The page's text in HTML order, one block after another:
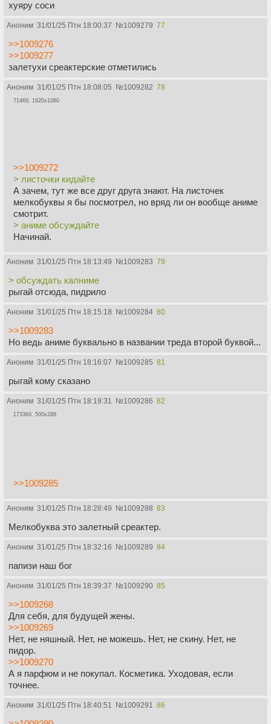
хуяру соси
Аноним 31/01/25 Птн 18:00:37 №1009279 77
>>1009276
>>1009277
залетухи среактерские отметились
Аноним 31/01/25 Птн 18:08:05 №1009282 78
714Кб, 1920x1080
>>1009272
> листочки кидайте
А зачем, тут же все друг друга знают. На листочек
мелкобуквы я бы посмотрел, но вряд ли он вообще аниме
смотрит.
> аниме обсуждайте
Начинай.
Аноним 31/01/25 Птн 18:13:49 №1009283 79
> обсуждать калниме
рыгай отсюда, пидрило
Аноним 31/01/25 Птн 18:15:18 №1009284 80
>>1009283
Но ведь аниме буквально в названии треда второй буквой...
Аноним 31/01/25 Птн 18:16:07 №1009285 81
рыгай кому сказано
Аноним 31/01/25 Птн 18:19:31 №1009286 82
1733Кб, 500x288
>>1009285
Аноним 31/01/25 Птн 18:28:49 №1009288 83
Мелкобуква это залетный среактер.
Аноним 31/01/25 Птн 18:32:16 №1009289 84
папизи наш бог
Аноним 31/01/25 Птн 18:39:37 №1009290 85
>>1009268
Для себя, для будущей жены.
>>1009269
Нет, не няшный. Нет, не можешь. Нет, не скину. Нет, не
пидор.
>>1009270
А я парфюм и не покупал. Косметика. Уходовая, если
точнее.
Аноним 31/01/25 Птн 18:40:51 №1009291 86